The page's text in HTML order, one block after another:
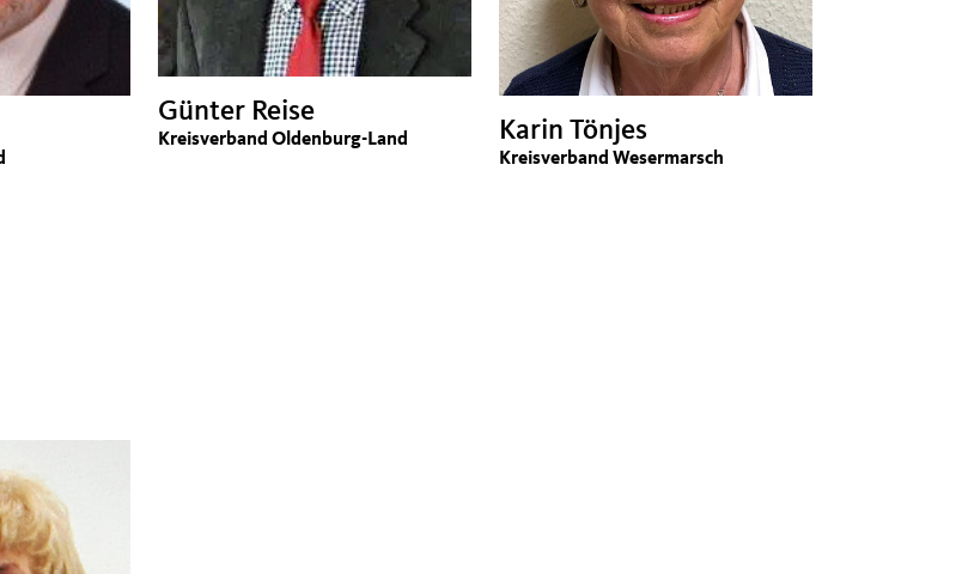
Günter Reise
Kreisverband Oldenburg-Land Karin Tönjes
Kreisverband Wesermarsch